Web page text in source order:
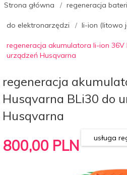
Strona główna regeneracja
do elektronarzędzi li-ion (litowo
regeneracja akumulatora li-ion 36V
urządzeń Husqvarna
regeneracja
Husqvarna BLi30 do
Husqvarna
800,00 PLN usługa